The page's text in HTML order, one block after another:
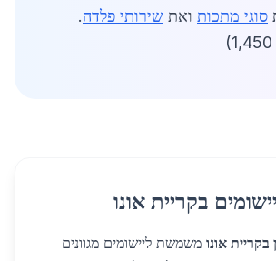
סוגי מתכות ואת שירותי פלדה.
בקריית אונו
אונו משמשת ליישומים מגוונים